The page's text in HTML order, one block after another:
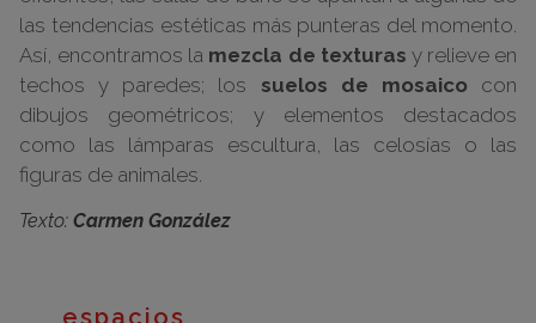
las tendencias estéticas más punteras del momento.
Así, encontramos la mezcla de texturas y relieve en
techos y paredes; los suelos de mosaicocon
dibujos geométricos; y elementos destacados
como las lámparas escultura, las celosías o las
figuras de animales.
Texto: Carmen González
espacios